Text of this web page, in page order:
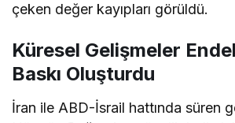
çeken değer kayıpları görüldü.
Küresel Gelişmeler
Baskı Oluşturdu
İran ile ABD-İsrail hattında süren